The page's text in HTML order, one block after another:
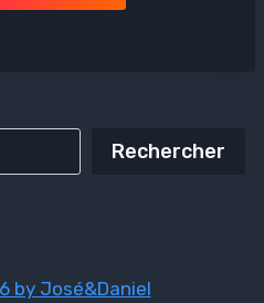
Rechercher
by José&Daniel